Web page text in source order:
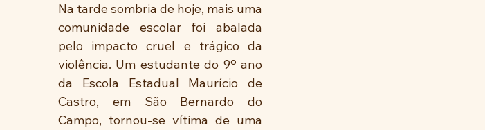
Na tarde sombria de hoje, mais uma
comunidade escolar foi abalada
pelo impacto cruel e trágico da
violência. Um estudante do 9º ano
da Escola Estadual Maurício de
Castro, em São Bernardo do
Campo, tornou-se vítima de uma